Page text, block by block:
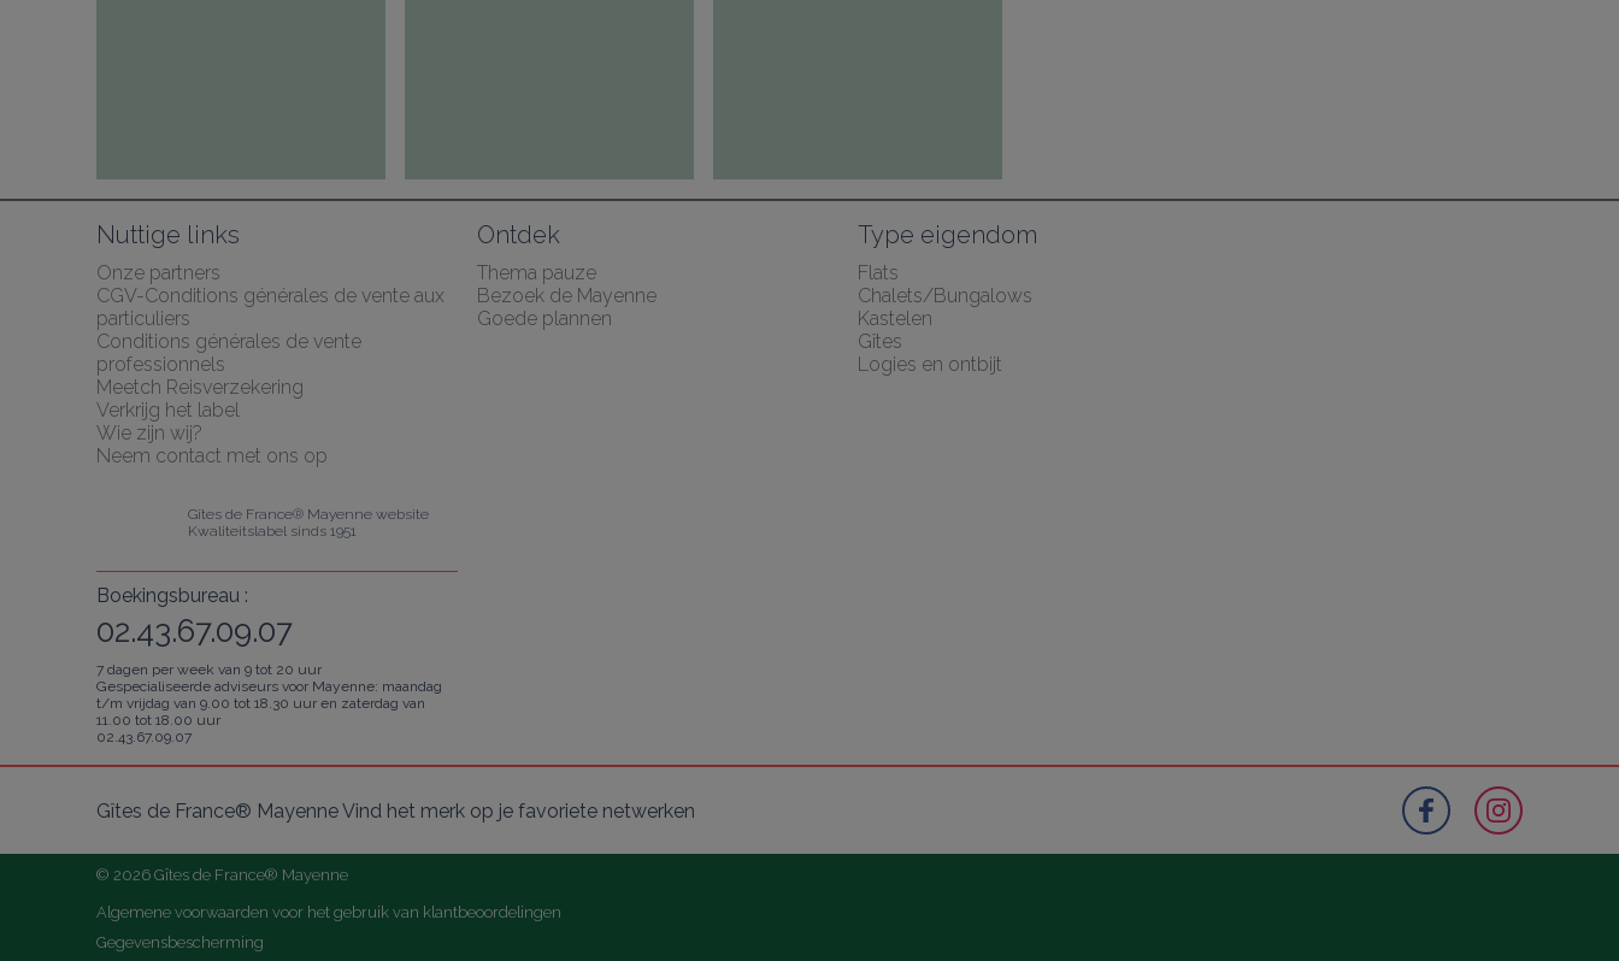
Nuttige links
Onze partners
CGV-Conditions générales de vente aux
particuliers
Conditions générales de vente
professionnels
Meetch Reisverzekering
Verkrijg het label
Wie zijn wij?
Neem contact met ons op
Ontdek
Thema pauze
Bezoek de Mayenne
Goede plannen
Type eigendom
Flats
Chalets/Bungalows
Kastelen
Gîtes
Logies en ontbijt
Gîtes de France® Mayenne website
Kwaliteitslabel sinds 1951
Boekingsbureau :
02.43.67.09.07
7 dagen per week van 9 tot 20 uur
Gespecialiseerde adviseurs voor Mayenne: maandag
t/m vrijdag van 9.00 tot 18.30 uur en zaterdag van
11.00 tot 18.00 uur
02.43.67.09.07
Gîtes de France® Mayenne Vind het merk op je favoriete netwerken
© 2026 Gîtes de France® Mayenne
Algemene voorwaarden voor het gebruik van klantbeoordelingen
Gegevensbescherming